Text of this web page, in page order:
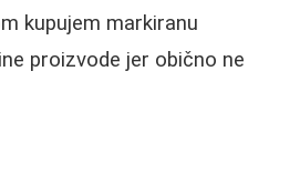
kupujem markiranu
proizvode jer obično ne